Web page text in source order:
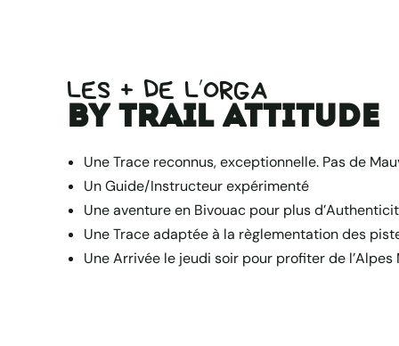
LES + DE L’ORGA
by Trail Attitude
Une Trace reconnus, exceptionnelle. Pas de
Un Guide/Instructeur expérimenté
Une aventure en Bivouac pour plus
Une Trace adaptée à la règlementation des
Une Arrivée le jeudi soir pour profiter de